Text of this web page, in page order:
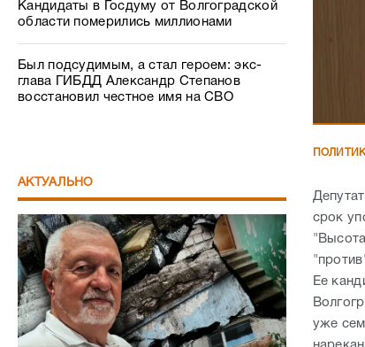
АКТУАЛЬНО
Беспредел как в 90-х: в Волгограде
известный профессор пожаловался на
месть УК после бунта собственников
срок
уже
перед